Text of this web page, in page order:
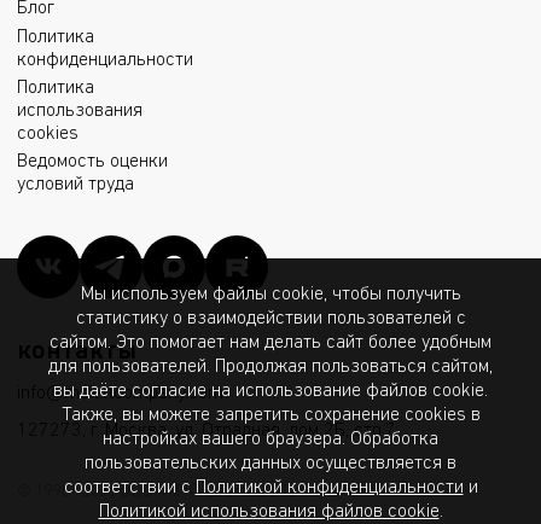
Блог
Политика
конфиденциальности
Политика
использования
cookies
Ведомость оценки
условий труда
контакты
info@msk.ltcompany.com
127273, г. Москва, ул. Отрадная, дом 2Б, стр.7
© 1998 - 2026 ООО «МГК «Световые Технологии»
Мы используем файлы cookie, чтобы получить
статистику о взаимодействии пользователей с
сайтом. Это помогает нам делать сайт более удобным
для пользователей. Продолжая пользоваться сайтом,
вы даёте согласие на использование файлов cookie.
Также, вы можете запретить сохранение cookies в
настройках вашего браузера. Обработка
пользовательских данных осуществляется в
соответствии с
Политикой конфиденциальности и
Политикой использования файлов cookie.